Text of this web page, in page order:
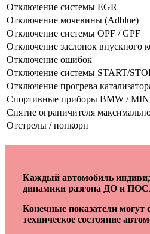
Отключение системы EGR
Отключение мочевины (Adblue)
Отключение системы OPF / GPF
Отключение заслонок впускного
Отключение ошибок
Отключение системы START/
Отключение прогрева
Спортивные приборы BMW /
Снятие ограничителя
Отстрелы / попкорн
Каждый автомобиль
динамики разгона ДО и
Конечные показатели
техническое состояние